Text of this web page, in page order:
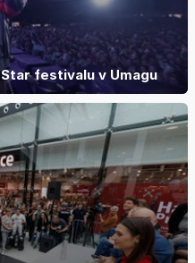
festivalu v Umagu